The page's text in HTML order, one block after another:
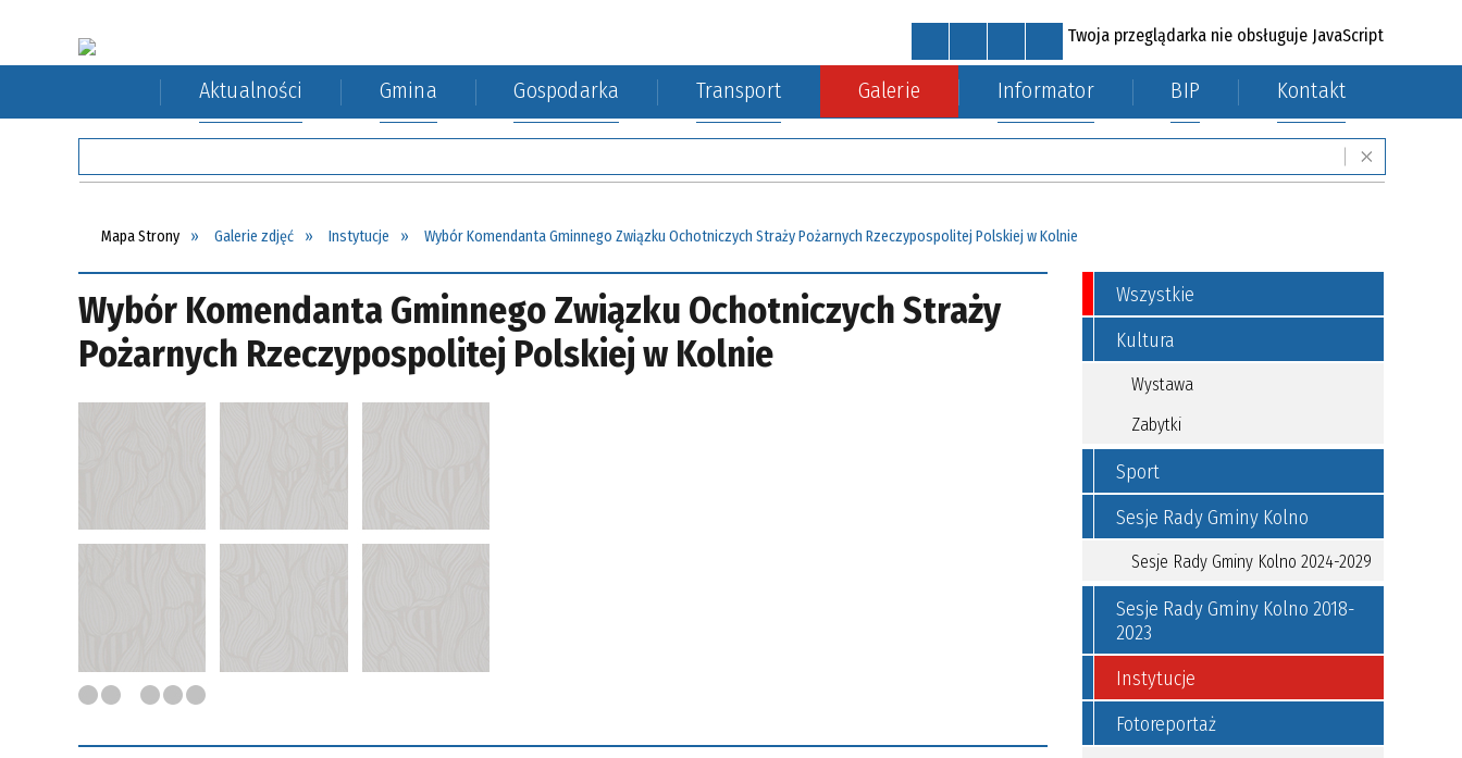
Twoja przeglądarka nie obsługuje JavaScript
STRONA GŁÓWNA MAPA STRONY RSS KONTAKT
Aktualności Gmina Gospodarka Transport Galerie Informator BIP Kontakt
Mapa Strony Galerie zdjęć Instytucje Wybór Komendanta Gminnego Związku Ochotniczych Straży Pożarnych Rzeczypospolitej Polskiej w Kolnie
Wybór Komendanta Gminnego Związku Ochotniczych Straży
Pożarnych Rzeczypospolitej Polskiej w Kolnie
Wszystkie
Kultura
Wystawa
Zabytki
Sport
Sesje Rady Gminy Kolno
Sesje Rady Gminy Kolno 2024-2029
Sesje Rady Gminy Kolno 2018-
2023
Instytucje
Fotoreportaż